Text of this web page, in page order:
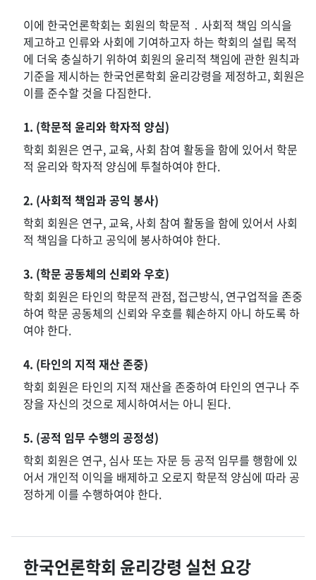
이에 한국언론학회는 회원의 학문적 ․ 사회적 책임 의식을
제고하고 인류와 사회에 기여하고자 하는 학회의 설립 목적
에 더욱 충실하기 위하여 회원의 윤리적 책임에 관한 원칙과
기준을 제시하는 한국언론학회 윤리강령을 제정하고, 회원은
이를 준수할 것을 다짐한다.
1. (학문적 윤리와 학자적 양심)
학회 회원은 연구, 교육, 사회 참여 활동을 함에 있어서 학문
적 윤리와 학자적 양심에 투철하여야 한다.
2. (사회적 책임과 공익 봉사)
학회 회원은 연구, 교육, 사회 참여 활동을 함에 있어서 사회
적 책임을 다하고 공익에 봉사하여야 한다.
3. (학문 공동체의 신뢰와 우호)
학회 회원은 타인의 학문적 관점, 접근방식, 연구업적을 존중
하여 학문 공동체의 신뢰와 우호를 훼손하지 아니 하도록 하
여야 한다.
4. (타인의 지적 재산 존중)
학회 회원은 타인의 지적 재산을 존중하여 타인의 연구나 주
장을 자신의 것으로 제시하여서는 아니 된다.
5. (공적 임무 수행의 공정성)
학회 회원은 연구, 심사 또는 자문 등 공적 임무를 행함에 있
어서 개인적 이익을 배제하고 오로지 학문적 양심에 따라 공
정하게 이를 수행하여야 한다.
한국언론학회 윤리강령 실천 요강